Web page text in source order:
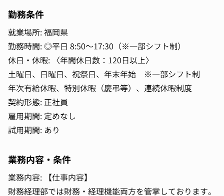
勤務条件
就業場所: 福岡県
勤務時間: ◎平日 8:50～17:30（※一部シフト制）
休日・休暇: 〈年間休日数：120日以上〉
土曜日、日曜日、祝祭日、年末年始 ※一部シフト制
年次有給休暇、特別休暇（慶弔等）、連続休暇制度
契約形態: 正社員
雇用期間: 定めなし
試用期間: あり
業務内容・条件
業務内容: 【仕事内容】
財務経理部では財務・経理機能両方を管掌しております。